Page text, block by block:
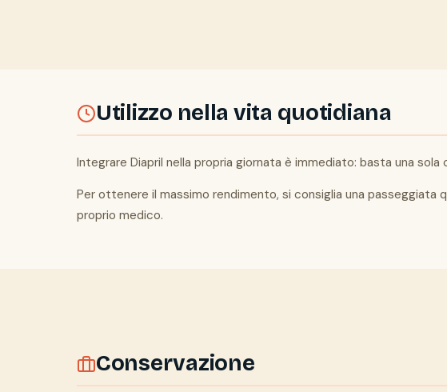
Utilizzo nella vita quotidiana
Integrare Diapril nella propria giornata è immediato: basta una
Per ottenere il massimo rendimento, si consiglia una
proprio medico.
Conservazione